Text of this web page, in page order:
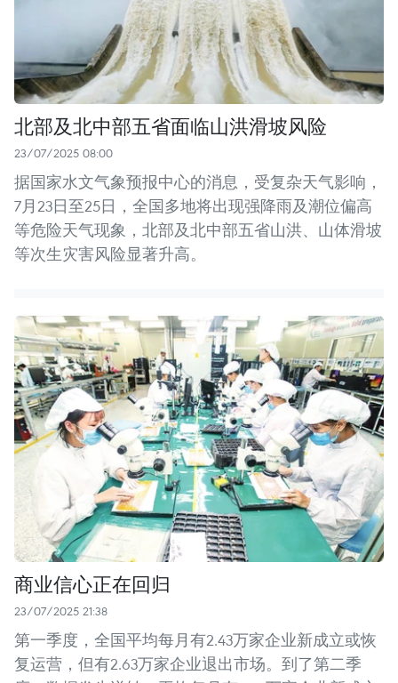
北部及北中部五省面临山洪滑坡风险
23/07/2025 08:00
据国家水文气象预报中心的消息，受复杂天气影响，
7月23日至25日，全国多地将出现强降雨及潮位偏高
等危险天气现象，北部及北中部五省山洪、山体滑坡
等次生灾害风险显著升高。
商业信心正在回归
23/07/2025 21:38
第一季度，全国平均每月有2.43万家企业新成立或恢
复运营，但有2.63万家企业退出市场。到了第二季